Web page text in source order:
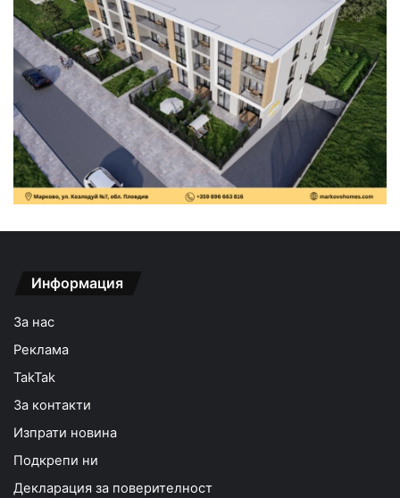
Информация
За нас
Реклама
TakTak
За контакти
Изпрати новина
Подкрепи ни
Декларация за поверителност